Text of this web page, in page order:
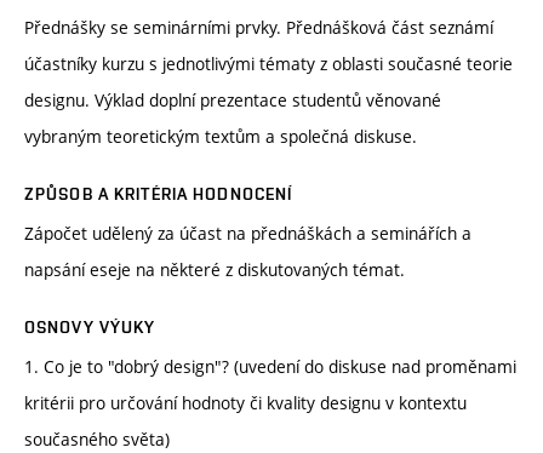
Přednášky se seminárními prvky. Přednášková část seznámí
účastníky kurzu s jednotlivými tématy z oblasti současné teorie
designu. Výklad doplní prezentace studentů věnované
vybraným teoretickým textům a společná diskuse.
ZPŮSOB A KRITÉRIA HODNOCENÍ
Zápočet udělený za účast na přednáškách a seminářích a
napsání eseje na některé z diskutovaných témat.
OSNOVY VÝUKY
1. Co je to "dobrý design"? (uvedení do diskuse nad proměnami
kritérii pro určování hodnoty či kvality designu v kontextu
současného světa)